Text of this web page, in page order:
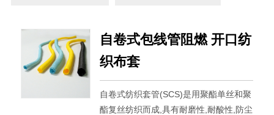
自卷式包线管阻燃 开口纺
织布套
自卷式纺织套管(SCS)是用聚酯单丝和聚
酯复丝纺织而成,具有耐磨性,耐酸性,防尘